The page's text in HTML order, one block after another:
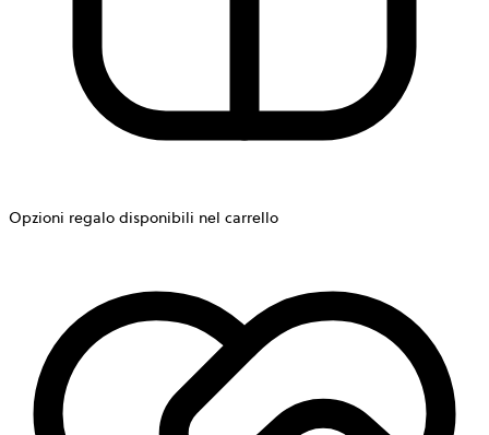
Opzioni regalo disponibili nel carrello